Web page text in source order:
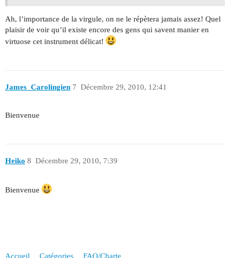
Ah, l’importance de la virgule, on ne le répètera jamais assez! Quel
plaisir de voir qu’il existe encore des gens qui savent manier en
virtuose cet instrument délicat!
James_Carolingien Décembre 29, 2010, 12:41
7
Bienvenue
Heiko Décembre 29, 2010, 7:39
8
Bienvenue
Accueil Catégories FAQ/Charte